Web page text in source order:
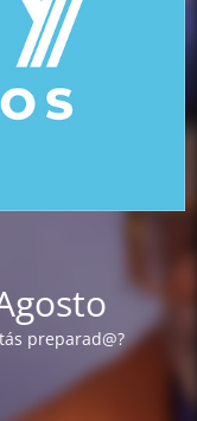
preparad@?